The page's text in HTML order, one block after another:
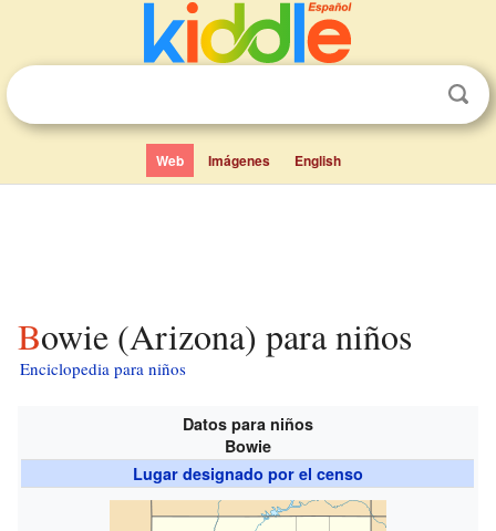
Web Imágenes English
Bowie (Arizona) para niños
Enciclopedia para niños
Datos para niños
Bowie
Lugar designado por el censo